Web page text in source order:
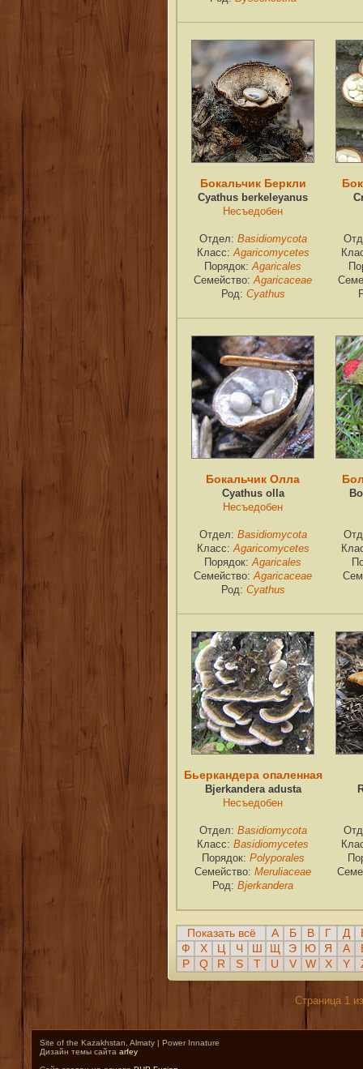
Бокальчик Беркли
Cyathus berkeleyanus
Несъедобен
Отдел: Basidiomycota
Класс: Agaricomycetes
Порядок: Agaricales
Семейство: Agaricaceae
Род: Cyathus
Бокальчик Олла
Cyathus olla
Несъедобен
Отдел: Basidiomycota
Класс: Agaricomycetes
Порядок: Agaricales
Семейство: Agaricaceae
Род: Cyathus
Бьеркандера опаленная
Bjerkandera adusta
Несъедобен
Отдел: Basidiomycota
Класс: Basidiomycetes
Порядок: Polyporales
Семейство: Meruliaceae
Род: Bjerkandera
Показать всё А Б В Г Д
Ф
Х Ч Э Ю Я A
P
Q R S T U V W X Y
Страница 1
Site of the Kazakhstan, Almaty | Power Innature
Дизайн темы сайта arfey